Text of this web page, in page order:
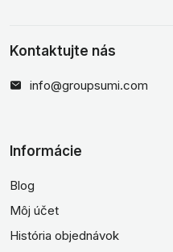
Kontaktujte nás
info@groupsumi.com
Informácie
Blog
Môj účet
História objednávok